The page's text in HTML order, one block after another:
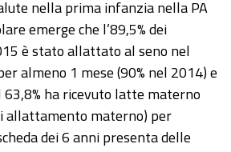
nella prima infanzia nella PA
emerge che l’89,5% dei
è stato allattato al seno nel
almeno 1 mese (90% nel 2014) e
ha ricevuto latte materno
allattamento materno) per
dei 6 anni presenta delle